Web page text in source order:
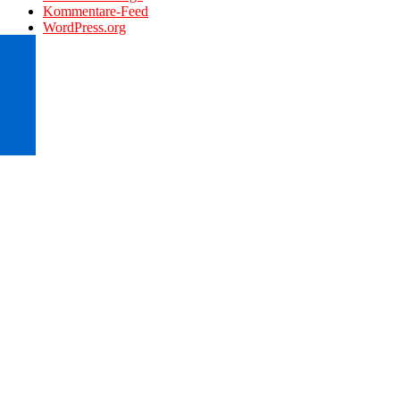
Kommentare-Feed
WordPress.org